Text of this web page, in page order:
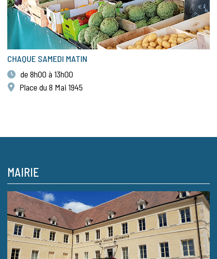
CHAQUE SAMEDI MATIN
de 8h00 à 13h00
Place du 8 Mai 1945
MAIRIE